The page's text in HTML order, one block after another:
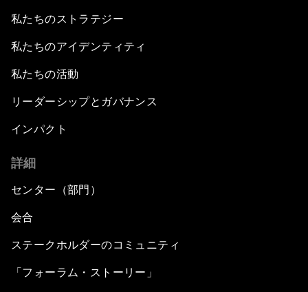
私たちのストラテジー
私たちのアイデンティティ
私たちの活動
リーダーシップとガバナンス
インパクト
詳細
センター（部門）
会合
ステークホルダーのコミュニティ
「フォーラム・ストーリー」